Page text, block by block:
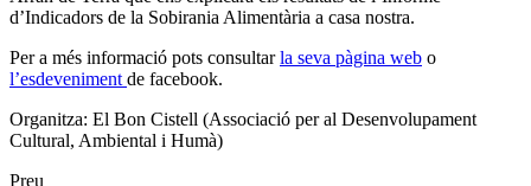
d’Indicadors de la Sobirania Alimentària a casa nostra.
Per a més informació pots consultarla seva pàgina web o
l’esdeveniment de facebook.
Organitza: El Bon Cistell (Associació per al Desenvolupament
Cultural, Ambiental i Humà)
Preu